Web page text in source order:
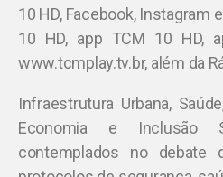
10 HD, Facebook, Instagram
10 HD, app TCM 10 HD,
www.tcmplay.tv.br, além da
Infraestrutura Urbana,
Economia e Inclusão
contemplados no debate